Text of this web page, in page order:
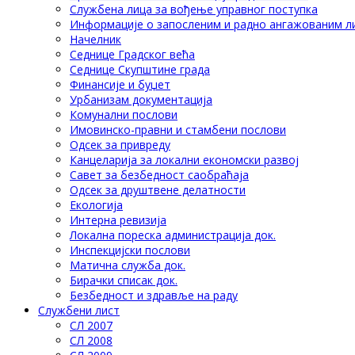
Службена лица за вођење управног поступка
Информације о запосленим и радно ангажованим
Начелник
Седнице Градског већа
Седнице Скупштине града
Финансије и буџет
Урбанизам документација
Комунални послови
Имовинско-правни и стамбени послови
Одсек за привреду
Канцеларија за локални економски развој
Савет за безбедност саобраћаја
Одсек за друштвене делатности
Eкологија
Интерна ревизија
Локална пореска администрација док.
Инспекцијски послови
Матична служба док.
Бирачки списак док.
Безбедност и здравље на раду
Службени лист
СЛ 2007
СЛ 2008